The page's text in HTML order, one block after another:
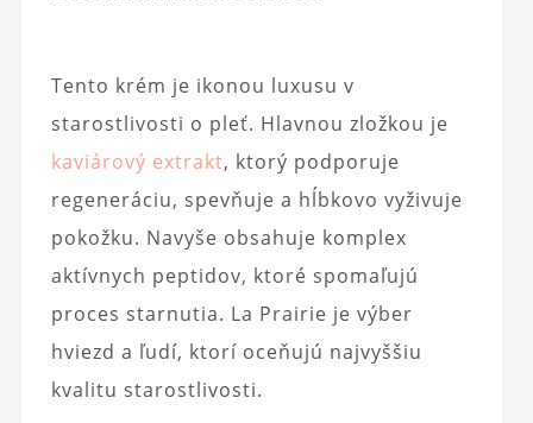
Tento krém je ikonou luxusu v
starostlivosti o pleť. Hlavnou zložkou je
kaviárový extrakt, ktorý podporuje
regeneráciu, spevňuje a hĺbkovo vyživuje
pokožku. Navyše obsahuje komplex
aktívnych peptidov, ktoré spomaľujú
proces starnutia. La Prairie je výber
hviezd a ľudí, ktorí oceňujú najvyššiu
kvalitu starostlivosti.